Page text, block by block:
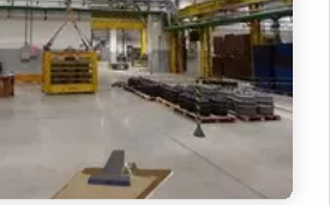
sp
Elétricas
Talhas Elétricas